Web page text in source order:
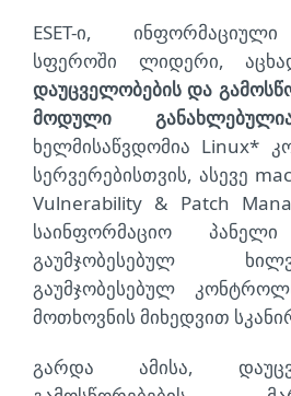
ESET-ი,
სფეროში ლიდერი,
დაუცველობების და
მოდული
ხელმისაწვდომია Linux*
სერვერებისთვის, ასევე
Vulnerability & Patch
საინფორმაციო
გაუმჯობესებულ
გაუმჯობესებულ
მოთხოვნის მიხედვით
გარდა ამისა,